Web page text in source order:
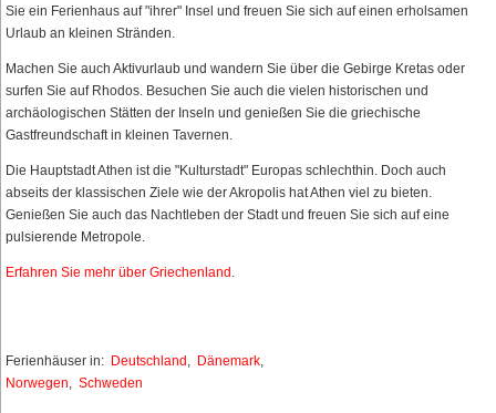
Sie ein Ferienhaus auf "ihrer" Insel und freuen Sie sich auf einen erholsamen
Urlaub an kleinen Stränden.
Machen Sie auch Aktivurlaub und wandern Sie über die Gebirge Kretas oder
surfen Sie auf Rhodos. Besuchen Sie auch die vielen historischen und
archäologischen Stätten der Inseln und genießen Sie die griechische
Gastfreundschaft in kleinen Tavernen.
Die Hauptstadt Athen ist die "Kulturstadt" Europas schlechthin. Doch auch
abseits der klassischen Ziele wie der Akropolis hat Athen viel zu bieten.
Genießen Sie auch das Nachtleben der Stadt und freuen Sie sich auf eine
pulsierende Metropole.
Erfahren Sie mehr über Griechenland .
Ferienhäuser in: Deutschland , Dänemark,
Norwegen, Schweden